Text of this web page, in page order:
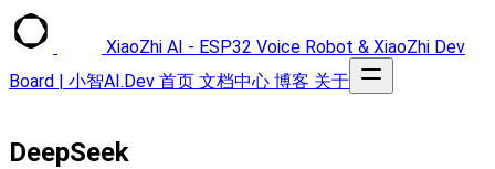
XiaoZhi AI - ESP32 Voice Robot & XiaoZhi Dev
Board | 小智AI.Dev 首页 文档中心 博客 关于
DeepSeek